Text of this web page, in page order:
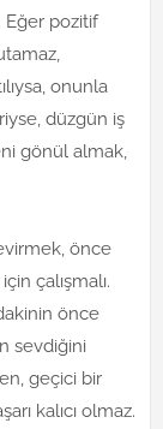
Eğer pozitif
onunla
düzgün iş
gönül almak,
önce
çalışmalı.
önce
sevdiğini
geçici bir
kalıcı olmaz.